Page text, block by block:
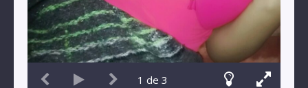
1 de 3